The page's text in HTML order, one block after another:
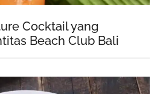
Cocktail yang
Beach Club Bali